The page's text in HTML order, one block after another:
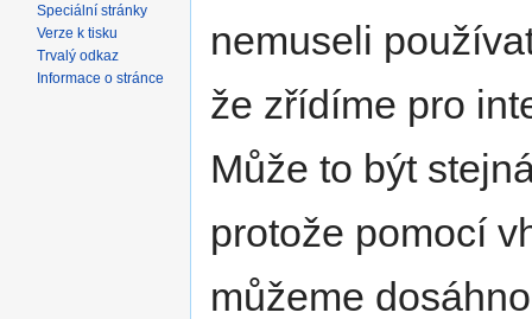
nemuseli
že zřídíme pro
Může to být
protože pomocí
můžeme
Speciální stránky
Verze k tisku
Trvalý odkaz
Informace o stránce